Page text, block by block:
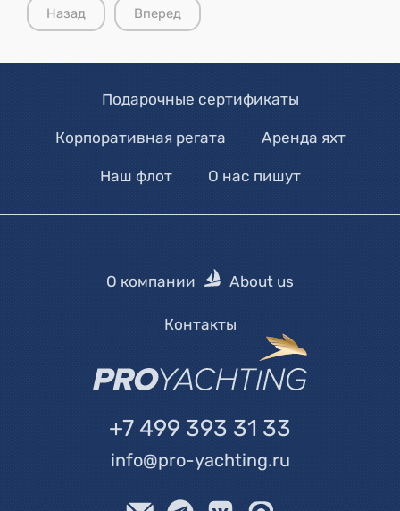
Назад Вперед
Подарочные сертификаты
Корпоративная регата Аренда яхт
Наш флот О нас пишут
О компании About us
Контакты
+7 499 393 31 33
info@pro-yachting.ru